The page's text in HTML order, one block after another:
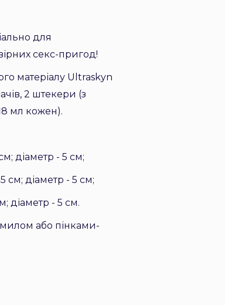
для
секс-пригод!
матеріалу Ultraskyn
2 штекери (з
мл кожен).
діаметр - 5 см;
см; діаметр - 5 см;
діаметр - 5 см.
милом або пінками-